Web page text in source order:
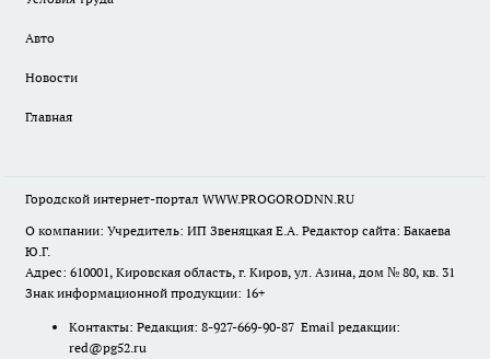
Авто
Новости
Главная
Городской интернет-портал WWW.PROGORODNN.RU
О компании: Учредитель: ИП Звеняцкая Е.А. Редактор сайта: Бакаева
Ю.Г.
Адрес: 610001, Кировская область, г. Киров, ул. Азина, дом № 80, кв. 31
Знак информационной продукции: 16+
Контакты: Редакция: 8-927-669-90-87 Email редакции:
red@pg52.ru